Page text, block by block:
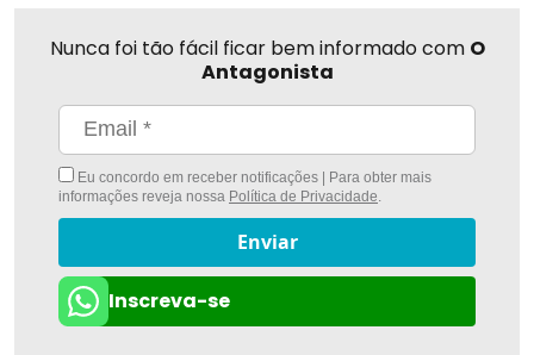
Nunca foi tão fácil ficar bem informado com O
Antagonista
Eu concordo em receber notificações | Para obter mais
informações reveja nossa Política de Privacidade.
Enviar
Inscreva-se